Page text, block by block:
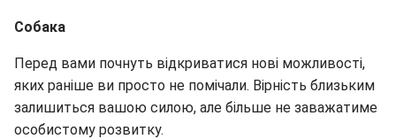
Собака
Перед вами почнуть відкриватися нові можливості,
яких раніше ви просто не помічали. Вірність близьким
залишиться вашою силою, але більше не заважатиме
особистому розвитку.